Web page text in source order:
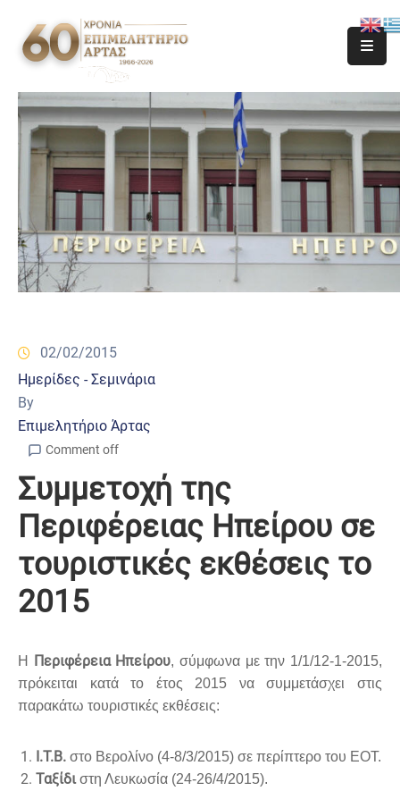
02/02/2015
Ημερίδες - Σεμινάρια
By
Επιμελητήριο Άρτας
Comment off
Συμμετοχή της
Περιφέρειας Ηπείρου σε
τουριστικές εκθέσεις το
2015
Η Περιφέρεια Ηπείρου, σύμφωνα με την 1/1/12-1-2015,
πρόκειται κατά το έτος 2015 να συμμετάσχει στις
παρακάτω τουριστικές εκθέσεις:
Ι.Τ.Β. στο Βερολίνο (4-8/3/2015) σε περίπτερο του ΕΟΤ.
Ταξίδιστη Λευκωσία (24-26/4/2015).